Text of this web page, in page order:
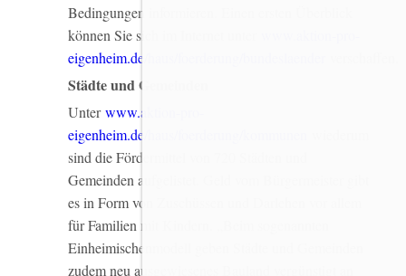
Bedingungen informieren. Einen ersten Überblick
können Sie sich im Internet unter
eigenheim.de/haus/foerderung/bundeslaender
Städte und Gemeinden
Unterwww.aktion-pro-
eigenheim.de/haus/foerderung/kommunen
sind die Fördermittel von 720 Städten und
Gemeinden aufgelistet. Geld vom Bürgermeister gibt
es in Form von Zuschüssen und Darlehen vor allem
für Familien mit Kindern. „Beim sogenannten
Einheimischenmodell geben Städte und Gemeinden
zudem neu ausgewiesenes Bauland vergünstigt an